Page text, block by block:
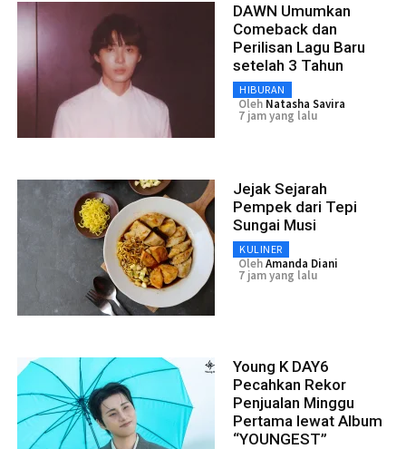
DAWN Umumkan
Comeback dan
Perilisan Lagu Baru
setelah 3 Tahun
HIBURAN
Oleh Natasha Savira
7 jam yang lalu
Jejak Sejarah
Pempek dari Tepi
Sungai Musi
KULINER
OlehAmanda Diani
7 jam yang lalu
Young K DAY6
Pecahkan Rekor
Penjualan Minggu
Pertama lewat Album
“YOUNGEST”